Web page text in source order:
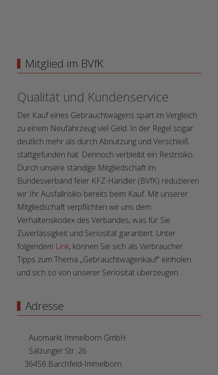
Mitglied im BVfK
Qualität und Kundenservice
Der Kauf eines Gebrauchtwagens spart im Vergleich
zu einem Neufahrzeug viel Geld. In der Regel sogar
deutlich mehr als durch Abnutzung und Verschleiß
stattgefunden hat. Dennoch verbleibt ein Restrisiko.
Durch unsere ständige Mitgliedschaft im
Bundesverband feier KFZ-Händler (BVfK) reduzieren
wir Ihr Ausfallrisiko bereits beim Kauf. Mit unserer
Mitgliedschaft verpflichten wir uns dem
Verhaltenskodex des Verbandes, was für Sie
Zuverlässigkeit und Seriosität garantiert. Unter
folgendem Link, können Sie sich als Verbraucher
Tipps zum Thema „Gebrauchtwagenkauf“ einholen
und sich so von unserer Seriosität überzeugen.
Adresse
Auomarkt Immelborn GmbH
Salzunger Str. 26
36456 Barchfeld-Immelborn